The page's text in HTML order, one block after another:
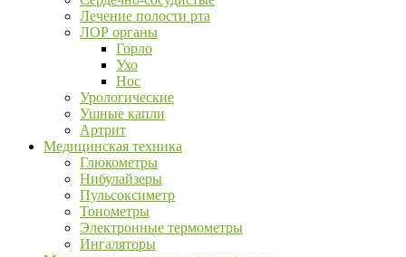
Лечение полости рта
ЛОР органы
Горло
Ухо
Нос
Урологические
Ушные капли
Артрит
Медицинская техника
Глюкометры
Нибулайзеры
Пульсоксиметр
Тонометры
Электронные термометры
Ингаляторы